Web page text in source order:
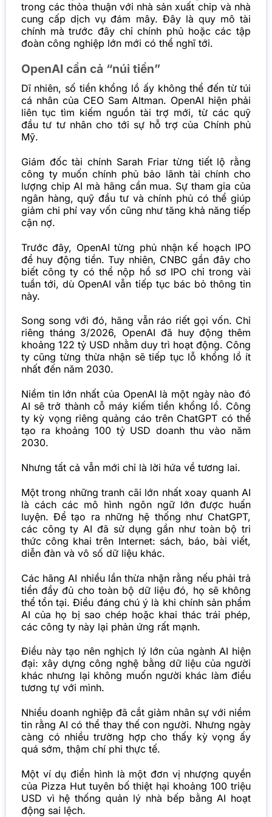
trong các thỏa thuận với nhà sản xuất chip và nhà
cung cấp dịch vụ đám mây. Đây là quy mô tài
chính mà trước đây chỉ chính phủ hoặc các tập
đoàn công nghiệp lớn mới có thể nghĩ tới.
OpenAI cần cả “núi tiền”
Dĩ nhiên, số tiền khổng lồ ấy không thể đến từ túi
cá nhân của CEO Sam Altman. OpenAI hiện phải
liên tục tìm kiếm nguồn tài trợ mới, từ các quỹ
đầu tư tư nhân cho tới sự hỗ trợ của Chính phủ
Mỹ.
Giám đốc tài chính Sarah Friar từng tiết lộ rằng
công ty muốn chính phủ bảo lãnh tài chính cho
lượng chip AI mà hãng cần mua. Sự tham gia của
ngân hàng, quỹ đầu tư và chính phủ có thể giúp
giảm chi phí vay vốn cũng như tăng khả năng tiếp
cận nợ.
Trước đây, OpenAI từng phủ nhận kế hoạch IPO
để huy động tiền. Tuy nhiên, CNBC gần đây cho
biết công ty có thể nộp hồ sơ IPO chỉ trong vài
tuần tới, dù OpenAI vẫn tiếp tục bác bỏ thông tin
này.
Song song với đó, hãng vẫn ráo riết gọi vốn. Chỉ
riêng tháng 3/2026, OpenAI đã huy động thêm
khoảng 122 tỷ USD nhằm duy trì hoạt động. Công
ty cũng từng thừa nhận sẽ tiếp tục lỗ khổng lồ ít
nhất đến năm 2030.
Niềm tin lớn nhất của OpenAI là một ngày nào đó
AI sẽ trở thành cỗ máy kiếm tiền khổng lồ. Công
ty kỳ vọng riêng quảng cáo trên ChatGPT có thể
tạo ra khoảng 100 tỷ USD doanh thu vào năm
2030.
Nhưng tất cả vẫn mới chỉ là lời hứa về tương lai.
Một trong những tranh cãi lớn nhất xoay quanh AI
là cách các mô hình ngôn ngữ lớn được huấn
luyện. Để tạo ra những hệ thống như ChatGPT,
các công ty AI đã sử dụng gần như toàn bộ tri
thức công khai trên Internet: sách, báo, bài viết,
diễn đàn và vô số dữ liệu khác.
Các hãng AI nhiều lần thừa nhận rằng nếu phải trả
tiền đầy đủ cho toàn bộ dữ liệu đó, họ sẽ không
thể tồn tại. Điều đáng chú ý là khi chính sản phẩm
AI của họ bị sao chép hoặc khai thác trái phép,
các công ty này lại phản ứng rất mạnh.
Điều này tạo nên nghịch lý lớn của ngành AI hiện
đại: xây dựng công nghệ bằng dữ liệu của người
khác nhưng lại không muốn người khác làm điều
tương tự với mình.
Nhiều doanh nghiệp đã cắt giảm nhân sự với niềm
tin rằng AI có thể thay thế con người. Nhưng ngày
càng có nhiều trường hợp cho thấy kỳ vọng ấy
quá sớm, thậm chí phi thực tế.
Một ví dụ điển hình là một đơn vị nhượng quyền
của Pizza Hut tuyên bố thiệt hại khoảng 100 triệu
USD vì hệ thống quản lý nhà bếp bằng AI hoạt
động sai lệch.